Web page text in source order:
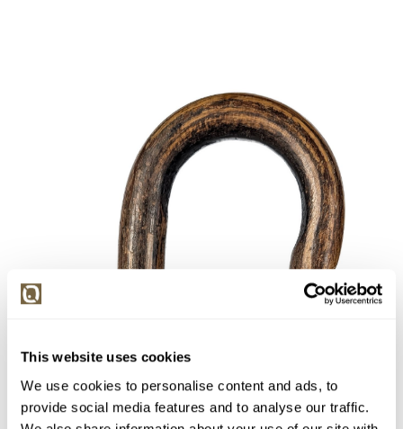
This website uses cookies
We use cookies to personalise content and ads, to
provide social media features and to analyse our traffic.